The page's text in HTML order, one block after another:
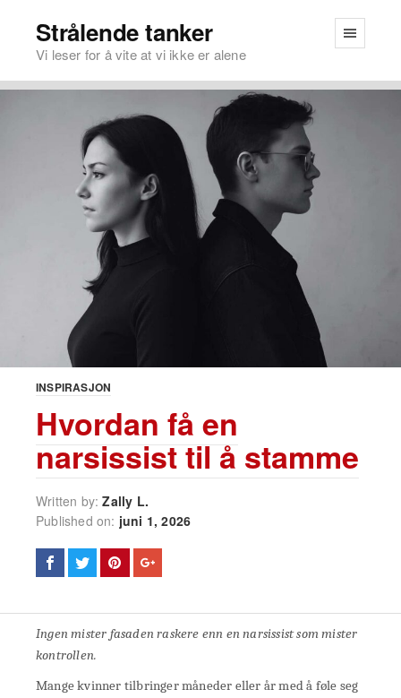
Strålende tanker
Vi leser for å vite at vi ikke er alene
INSPIRASJON
Hvordan få en
narsissist til å stamme
Written by:Zally L.
Published on: juni 1, 2026
Ingen mister fasaden raskere enn en narsissist som mister
kontrollen.
Mange kvinner tilbringer måneder eller år med å føle seg